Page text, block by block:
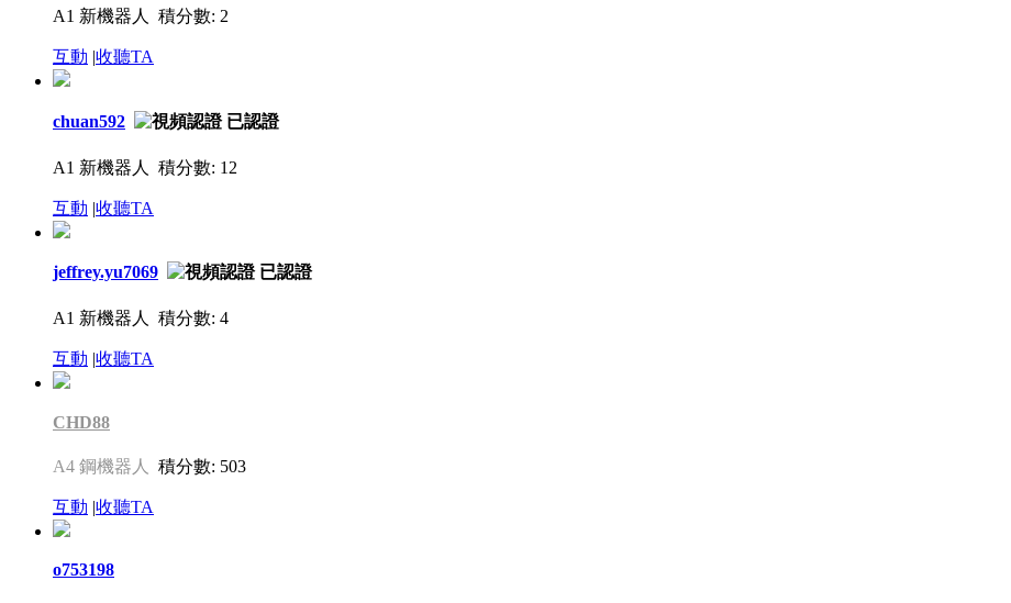
A1 新機器人 積分數: 2
互動 |收聽TA
chuan592
A1 新機器人 積分數: 12
互動 |收聽TA
jeffrey.yu7069
A1 新機器人 積分數: 4
互動 |收聽TA
CHD88
A4 鋼機器人 積分數: 503
互動 |收聽TA
o753198